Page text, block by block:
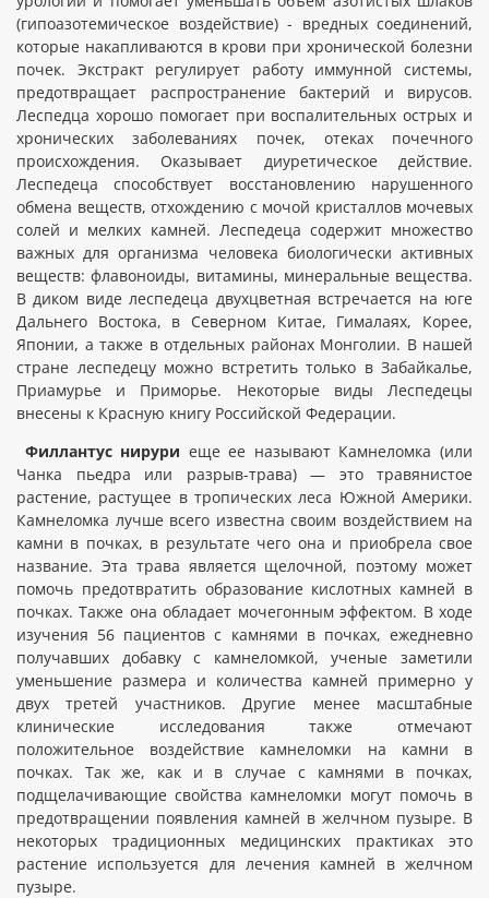
(гипоазотемическое воздействие) - вредных соединений,
которые накапливаются в крови при хронической болезни
почек. Экстракт регулирует работу иммунной системы,
предотвращает распространение бактерий и вирусов.
Леспедца хорошо помогает при воспалительных острых и
хронических заболеваниях почек, отеках почечного
происхождения. Оказывает диуретическое действие.
Леспедеца способствует восстановлению нарушенного
обмена веществ, отхождению с мочой кристаллов мочевых
солей и мелких камней. Леспедеца содержит множество
важных для организма человека биологически активных
веществ: флавоноиды, витамины, минеральные вещества.
В диком виде леспедеца двухцветная встречается на юге
Дальнего Востока, в Северном Китае, Гималаях, Корее,
Японии, а также в отдельных районах Монголии. В нашей
стране леспедецу можно встретить только в Забайкалье,
Приамурье и Приморье. Некоторые виды Леспедецы
внесены к Красную книгу Российской Федерации.
Филлантус нирури еще ее называют Камнеломка (или
Чанка пьедра или разрыв-трава) — это травянистое
растение, растущее в тропических леса Южной Америки.
Камнеломка лучше всего известна своим воздействием на
камни в почках, в результате чего она и приобрела свое
название. Эта трава является щелочной, поэтому может
помочь предотвратить образование кислотных камней в
почках. Также она обладает мочегонным эффектом. В ходе
изучения 56 пациентов с камнями в почках, ежедневно
получавших добавку с камнеломкой, ученые заметили
уменьшение размера и количества камней примерно у
двух третей участников. Другие менее масштабные
клинические исследования также отмечают
положительное воздействие камнеломки на камни в
почках. Так же, как и в случае с камнями в почках,
подщелачивающие свойства камнеломки могут помочь в
предотвращении появления камней в желчном пузыре. В
некоторых традиционных медицинских практиках это
растение используется для лечения камней в желчном
пузыре.